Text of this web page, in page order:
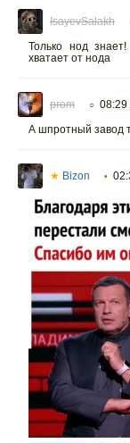
IsayevSalakh
Только нод
хватает от нода
prom ○ 08:29
А шпротный завод
★ Bizon •